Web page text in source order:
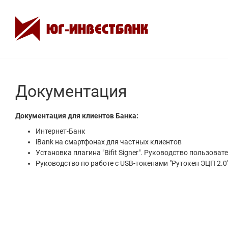
Документация
Документация для клиентов Банка:
Интернет-Банк
iBank на смартфонах для частных клиентов
Установка плагина "Bifit Signer". Руководство
Руководство по работе с USB-токенами "Рутокен ЭЦП